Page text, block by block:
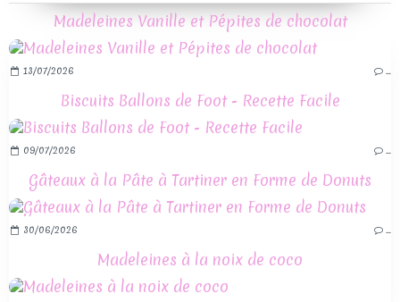
Madeleines Vanille et Pépites de chocolat
13/07/2026 …
Biscuits Ballons de Foot - Recette Facile
09/07/2026 …
Gâteaux à la Pâte à Tartiner en Forme de Donuts
30/06/2026 …
Madeleines à la noix de coco